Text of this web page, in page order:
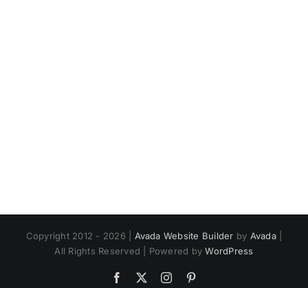
Copyright 2012 - 2026 | Avada Website Builder by Avada|
All Rights Reserved | Powered byWordPress
Facebook Instagram